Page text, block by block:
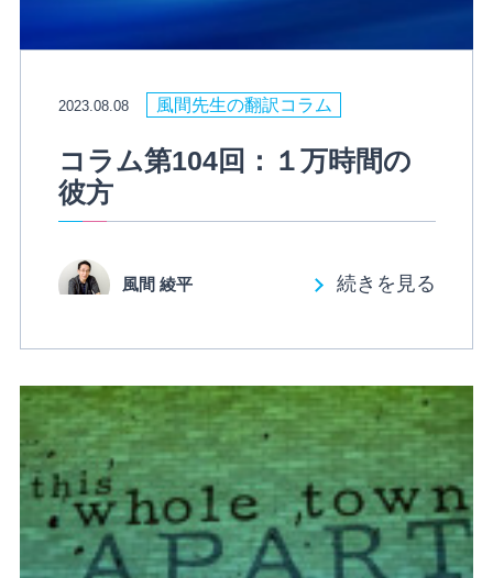
2023.08.08 風間先生の翻訳コラム
コラム第104回：１万時間の
彼方
風間 綾平 続きを見る